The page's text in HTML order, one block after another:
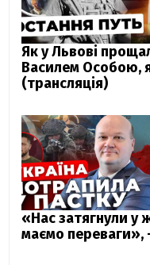
Як у Львові
Василем Особою,
(трансляція)
«Нас затягнули у
маємо переваги»,